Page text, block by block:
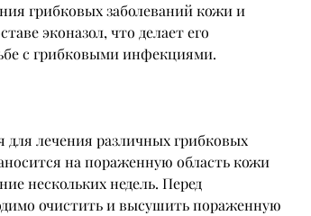
грибковых заболеваний кожи и
эконазол, что делает его
с грибковыми инфекциями.
для лечения различных грибковых
на пораженную область кожи
нескольких недель. Перед
очистить и высушить пораженную